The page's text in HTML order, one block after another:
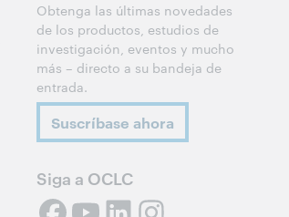
Obtenga las últimas novedades
de los productos, estudios de
investigación, eventos y mucho
más – directo a su bandeja de
entrada.
Suscríbase ahora
Siga a OCLC